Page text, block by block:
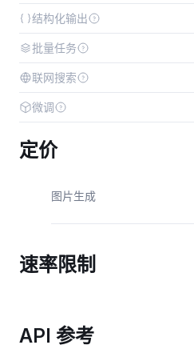
结构化输出
批量任务
联网搜索
微调
定价
图片生成
速率限制
API 参考